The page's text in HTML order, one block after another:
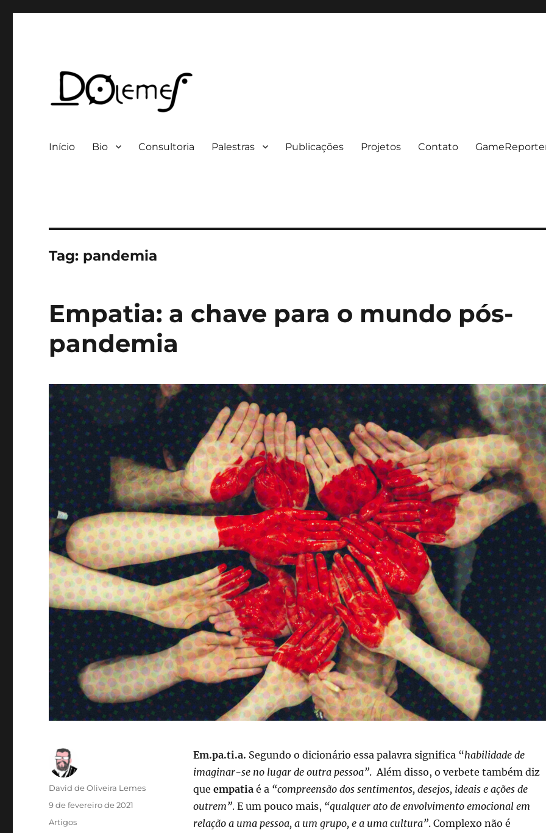
Início Bio Consultoria Palestras Publicações Projetos Contato
Tag: pandemia
Empatia: a chave para o mundo pós-
pandemia
Em.pa.ti.a. Segundo o dicionário essa palavra significa “habilidade de
imaginar-se no lugar de outra pessoa”. Além disso, o verbete também diz
que empatiaé a “compreensão dos sentimentos, desejos, ideais e ações de
outrem”. E um pouco mais, “qualquer ato de envolvimento emocional em
relação a uma pessoa, a um grupo, e a uma cultura”. Complexo não é
Autor
David de Oliveira Lemes
Publicado
em
9 de fevereiro de 2021
Categorias
Artigos